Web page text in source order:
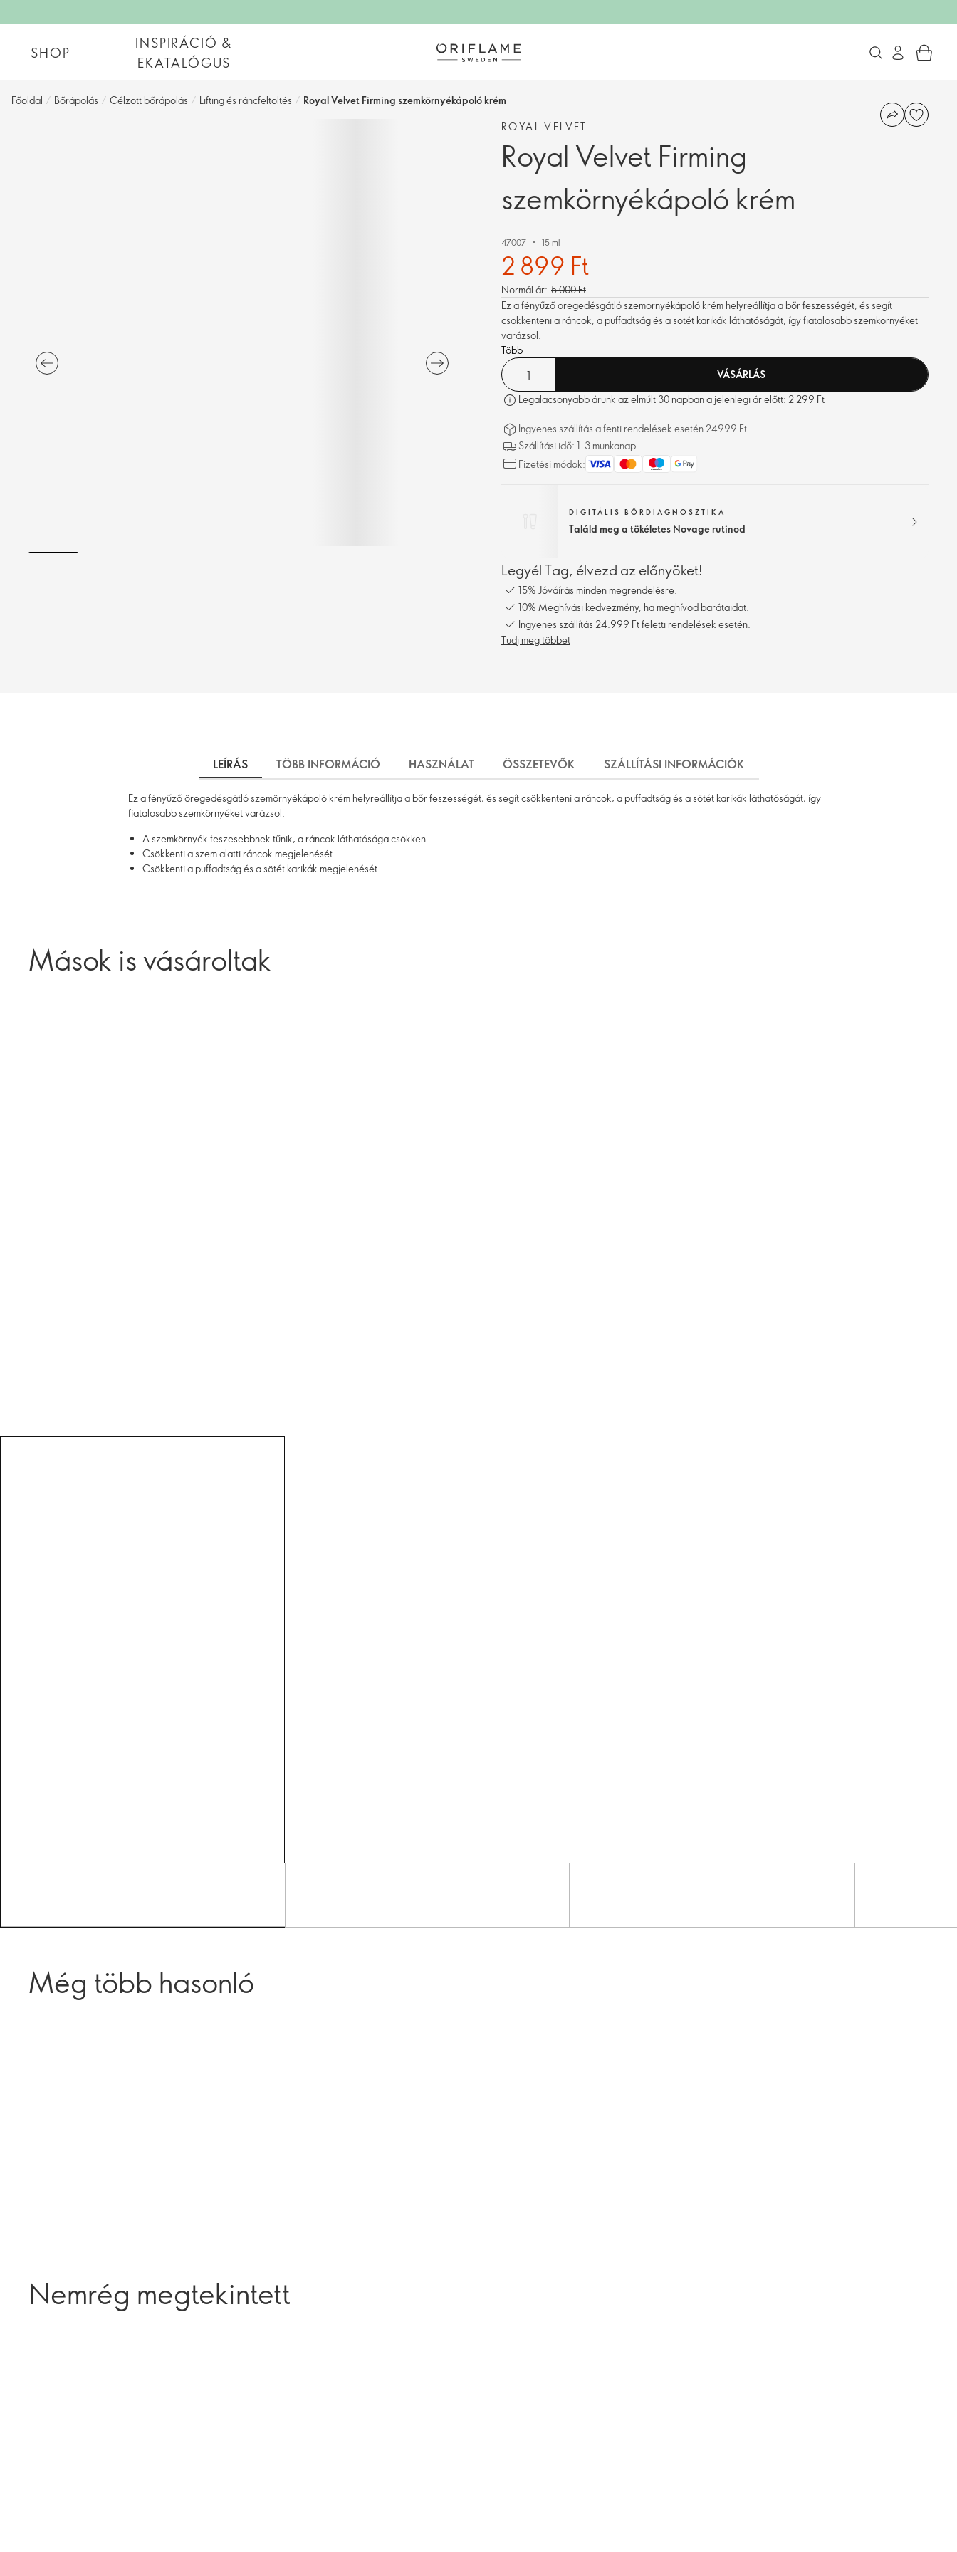
SHOP
INSPIRÁCIÓ &
EKATALÓGUS
Főoldal / Bőrápolás / Célzott bőrápolás / Lifting és ráncfeltöltés / Royal Velvet Firming szemkörnyékápoló krém
ROYAL VELVET
Royal Velvet Firming
szemkörnyékápoló krém
47007 15 ml
2 899 Ft
Normál ár: 5 000 Ft
Ez a fényűző öregedésgátló szemörnyékápoló krém helyreállítja a bőr feszességét, és segít
csökkenteni a ráncok, a puffadtság és a sötét karikák láthatóságát, így fiatalosabb szemkörnyéket
varázsol.
Több
VÁSÁRLÁS
Legalacsonyabb árunk az elmúlt 30 napban a jelenlegi ár előtt: 2 299 Ft
Ingyenes szállítás a fenti rendelések esetén 24999 Ft
Szállítási idő: 1-3 munkanap
Fizetési módok:
DIGITÁLIS BŐRDIAGNOSZTIKA
Találd meg a tökéletes Novage rutinod
Legyél Tag, élvezd az előnyöket!
15% Jóváírás minden megrendelésre.
10% Meghívási kedvezmény, ha meghívod barátaidat.
Ingyenes szállítás 24.999 Ft feletti rendelések esetén.
Tudj meg többet
LEÍRÁS TÖBB INFORMÁCIÓ HASZNÁLAT ÖSSZETEVŐK SZÁLLÍTÁSI INFORMÁCIÓK
Ez a fényűző öregedésgátló szemörnyékápoló krém helyreállítja a bőr feszességét, és segít csökkenteni a ráncok, a puffadtság és a sötét karikák láthatóságát, így
fiatalosabb szemkörnyéket varázsol.
A szemkörnyék feszesebbnek tűnik, a ráncok láthatósága csökken.
Csökkenti a szem alatti ráncok megjelenését
Csökkenti a puffadtság és a sötét karikák megjelenését
Mások is vásároltak
Még több hasonló
Nemrég megtekintett